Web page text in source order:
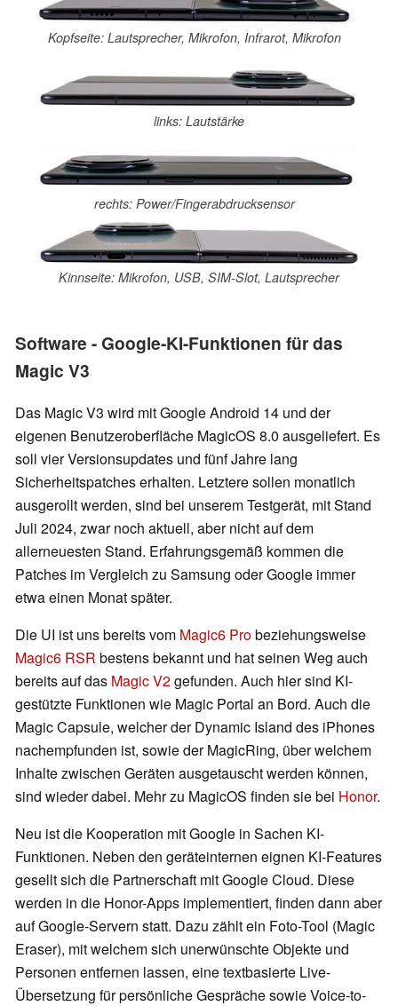
Kopfseite: Lautsprecher, Mikrofon, Infrarot, Mikrofon
links: Lautstärke
rechts: Power/Fingerabdrucksensor
Kinnseite: Mikrofon, USB, SIM-Slot, Lautsprecher
Software - Google-KI-Funktionen für das
Magic V3
Das Magic V3 wird mit Google Android 14 und der
eigenen Benutzeroberfläche MagicOS 8.0 ausgeliefert. Es
soll vier Versionsupdates und fünf Jahre lang
Sicherheitspatches erhalten. Letztere sollen monatlich
ausgerollt werden, sind bei unserem Testgerät, mit Stand
Juli 2024, zwar noch aktuell, aber nicht auf dem
allerneuesten Stand. Erfahrungsgemäß kommen die
Patches im Vergleich zu Samsung oder Google immer
etwa einen Monat später.
Die UI ist uns bereits vom Magic6 Probeziehungsweise
Magic6 RSR bestens bekannt und hat seinen Weg auch
bereits auf das Magic V2gefunden. Auch hier sind KI-
gestützte Funktionen wie Magic Portal an Bord. Auch die
Magic Capsule, welcher der Dynamic Island des iPhones
nachempfunden ist, sowie der MagicRing, über welchem
Inhalte zwischen Geräten ausgetauscht werden können,
sind wieder dabei. Mehr zu MagicOS finden sie bei Honor.
Neu ist die Kooperation mit Google in Sachen KI-
Funktionen. Neben den geräteinternen eignen KI-Features
gesellt sich die Partnerschaft mit Google Cloud. Diese
werden in die Honor-Apps implementiert, finden dann aber
auf Google-Servern statt. Dazu zählt ein Foto-Tool (Magic
Eraser), mit welchem sich unerwünschte Objekte und
Personen entfernen lassen, eine textbasierte Live-
Übersetzung für persönliche Gespräche sowie Voice-to-